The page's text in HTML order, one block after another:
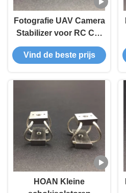
Fotografie UAV Camera
Stabilizer voor RC Car
GR3 Handgemaakte
uitstekende
Vind de beste prijs
HOAN Kleine